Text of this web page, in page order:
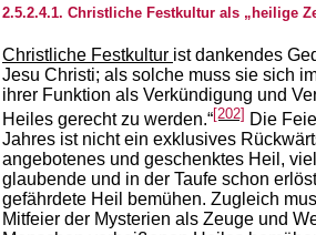
2.5.2.4.1. Christliche Festkultur als „heilige
Christliche Festkultur ist dankendes
Jesu Christi; als solche muss sie sich
ihrer Funktion als Verkündigung und
Heiles gerecht zu werden.“[202] Die
Jahres ist nicht ein exklusives
angebotenes und geschenktes Heil,
glaubende und in der Taufe schon
gefährdete Heil bemühen. Zugleich
Mitfeier der Mysterien als Zeuge und